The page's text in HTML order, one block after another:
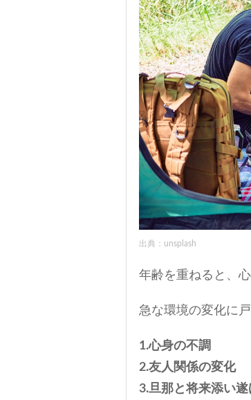
出典：unsplash
年齢を重ねると、
急な環境の変化に
1.心身の不調
2.友人関係の変化
3.旦那と将来添い